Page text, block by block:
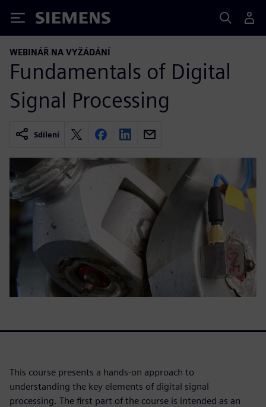
Siemens
WEBINÁŘ NA VYŽÁDÁNÍ
Fundamentals of Digital
Signal Processing
Sdílení
This course presents a hands-on approach to
understanding the key elements of digital signal
processing. The first part of the course is intended as an